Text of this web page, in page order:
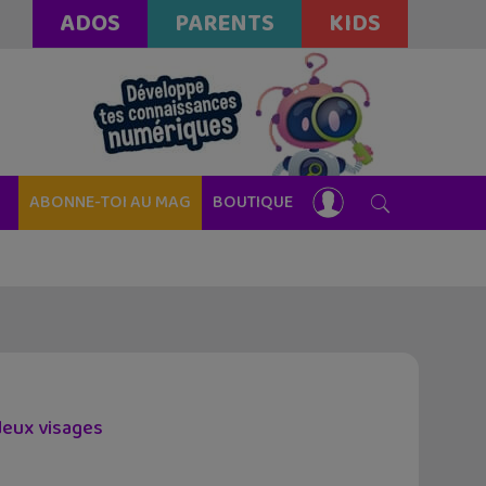
ADOS PARENTS KIDS
ABONNE-TOI AU MAG BOUTIQUE
visages